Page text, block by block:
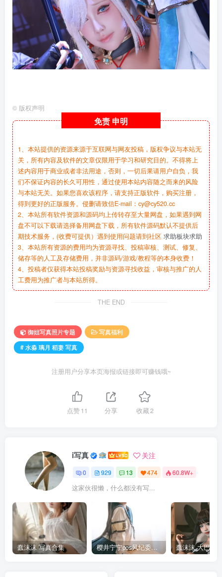
© 版权声明
免责 申明
1、本站提供的资源来源于互联网与网友投稿，版权争议与本站无
关，所有内容及软件的文章仅限用于学习和研究目的。不得将上
述内容用于商业或者非法用途，否则，一切后果请用户自负，我
们不保证内容的长久可用性，通过使用本站内容随之而来的风险
与本站无关。如果您喜欢该程序，请支持正版软件，购买注册，
得到更好的正版服务。侵删请致信E-mail：cy@cy520.cc
2、本站所有软件资源和源码均上传转存至大量网盘，如果遇到网
盘不可以下载请选择备用网盘下载，所有软件源码默认不提供后
期技术服务，(收费可提供）遇到使用问题请到社区 求助板块求助
3、本站所有资源的费用均为资源寻找、投稿审核、测试、修复、
储存等的人工及存储费用，并非源码/游戏/教程等的本身收费！
4、投稿者仅获得本站投稿奖励与资源寻找收益，审核与推广的人
工费用为推广者与本站所得。
THE END
御姐写真照片专题
写真福利
# 水淼 璃月 稻妻 写真
注册用户分享本页海报或链接即可赚钱哦~
点赞11 分享 收藏2
i写真 关注
0 929 13 474 60.8W+
这家伙很懒，什么都没有写...
蠢沫沫 写真合集 樱井宁宁cos风纪委员写真套图